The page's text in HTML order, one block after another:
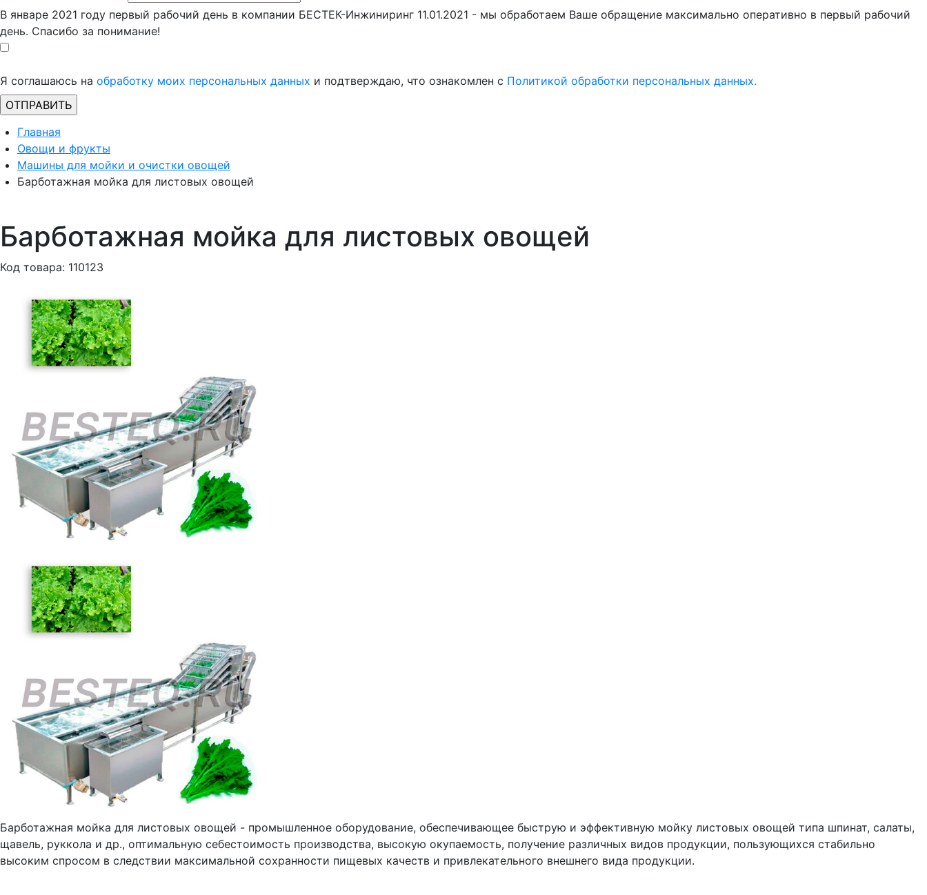
В январе 2021 году первый рабочий день в компании БЕСТЕК-Инжиниринг 11.01.2021 - мы обработаем Ваше обращение максимально оперативно в первый рабочий
день. Спасибо за понимание!
Я соглашаюсь на обработку моих персональных данных и подтверждаю, что ознакомлен с Политикой обработки персональных данных.
Главная
Овощи и фрукты
Машины для мойки и очистки овощей
Барботажная мойка для листовых овощей
Барботажная мойка для листовых овощей
Код товара: 110123
Барботажная мойка для листовых овощей - промышленное оборудование, обеспечивающее быструю и эффективную мойку листовых овощей типа шпинат, салаты,
щавель, руккола и др., оптимальную себестоимость производства, высокую окупаемость, получение различных видов продукции, пользующихся стабильно
высоким спросом в следствии максимальной сохранности пищевых качеств и привлекательного внешнего вида продукции.